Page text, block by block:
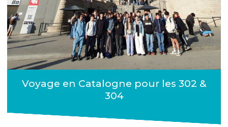
Voyage en Catalogne pour les 302 &
304